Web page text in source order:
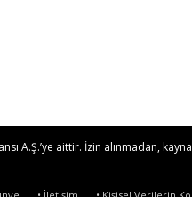
A.Ş.’ye aittir. İzin alınmadan,